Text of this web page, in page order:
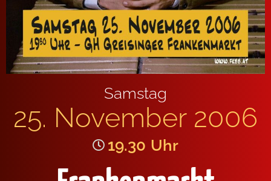
Samstag
25. November 2006
19.30 Uhr